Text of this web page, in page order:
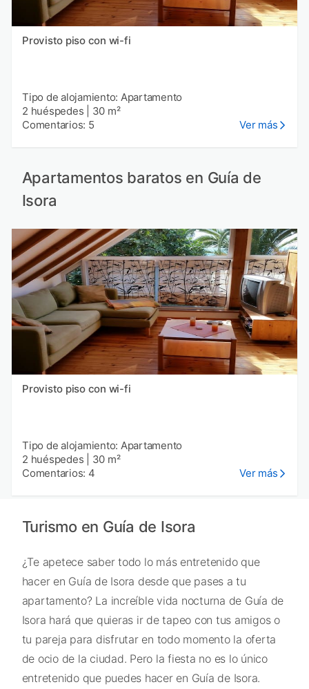
Provisto piso con wi-fi
Tipo de alojamiento: Apartamento
2 huéspedes
30 m²
Comentarios: 5
Ver más
Apartamentos baratos en Guía de
Isora
Provisto piso con wi-fi
Tipo de alojamiento: Apartamento
2 huéspedes
30 m²
Comentarios: 4
Ver más
Turismo en Guía de Isora
¿Te apetece saber todo lo más entretenido que
hacer en Guía de Isora desde que pases a tu
apartamento? La increíble vida nocturna de Guía de
Isora hará que quieras ir de tapeo con tus amigos o
tu pareja para disfrutar en todo momento la oferta
de ocio de la ciudad. Pero la fiesta no es lo único
entretenido que puedes hacer en Guía de Isora.